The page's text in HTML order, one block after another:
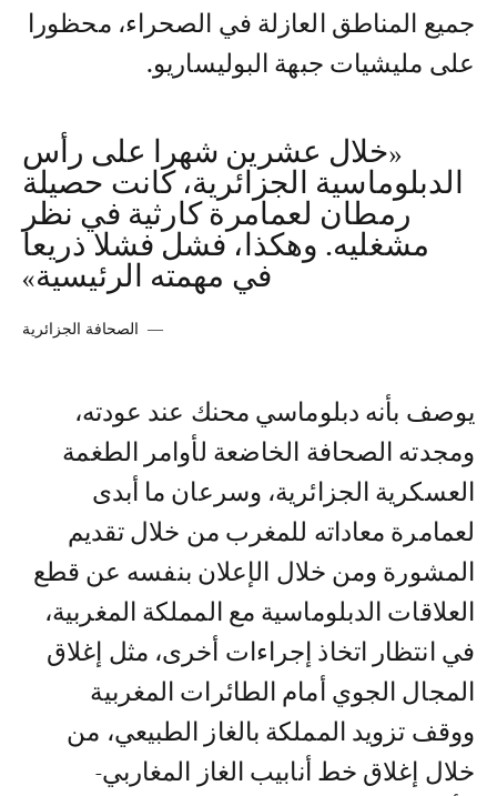
جميع المناطق العازلة في الصحراء، محظورا
على مليشيات جبهة البوليساريو.
«خلال عشرين شهرا على رأس
الدبلوماسية الجزائرية، كانت حصيلة
رمطان لعمامرة كارثية في نظر
مشغليه. وهكذا، فشل فشلا ذريعا
في مهمته الرئيسية»
— الصحافة الجزائرية
يوصف بأنه دبلوماسي محنك عند عودته،
ومجدته الصحافة الخاضعة لأوامر الطغمة
العسكرية الجزائرية، وسرعان ما أبدى
لعمامرة معاداته للمغرب من خلال تقديم
المشورة ومن خلال الإعلان بنفسه عن قطع
العلاقات الدبلوماسية مع المملكة المغربية،
في انتظار اتخاذ إجراءات أخرى، مثل إغلاق
المجال الجوي أمام الطائرات المغربية
ووقف تزويد المملكة بالغاز الطبيعي، من
خلال إغلاق خط أنابيب الغاز المغاربي-